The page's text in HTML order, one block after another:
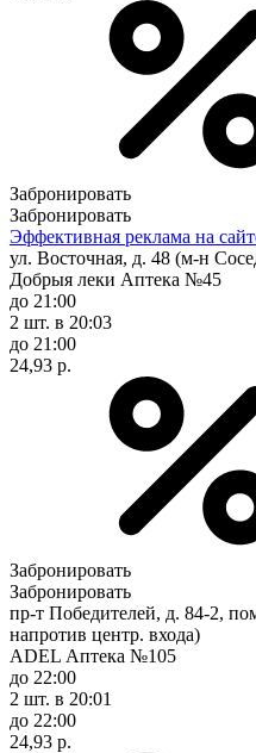
Забронировать
Забронировать
Эффективная реклама на
ул. Восточная, д. 48 (м-н
Добрыя леки Аптека №45
до 21:00
2 шт. в 20:03
до 21:00
24,93 р.
Забронировать
Забронировать
пр-т Победителей, д. 84-2,
напротив центр. входа)
ADEL Аптека №105
до 22:00
2 шт. в 20:01
до 22:00
24,93 р.